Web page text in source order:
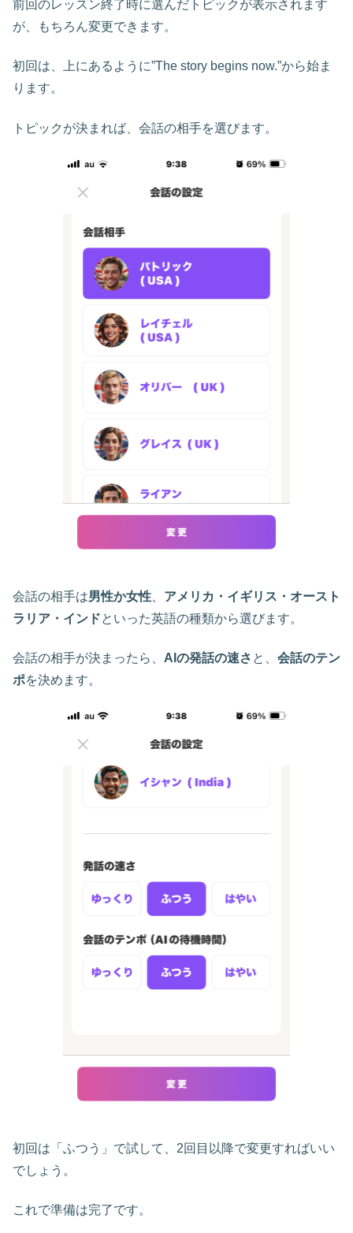
前回のレッスン終了時に選んだトピックが表示されます
が、もちろん変更できます。
初回は、上にあるように”The story begins now.”から始ま
ります。
トピックが決まれば、会話の相手を選びます。
会話の相手は男性か女性
アメリカ・イギリス・オースト
ラリア・インドといった英語の種類から選びます。
会話の相手が決まったら、 AIの発話の速さ と、 会話のテン
ポを決めます。
初回は「ふつう」で試して、2回目以降で変更すればいい
でしょう。
これで準備は完了です。